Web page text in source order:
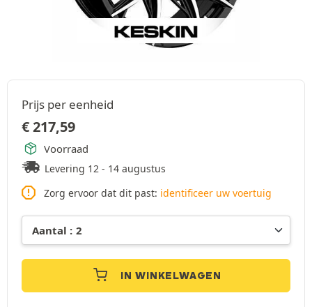
Prijs per eenheid
€217,59
Voorraad
Levering 12 - 14 augustus
Zorg ervoor dat dit past: identificeer uw voertuig
IN WINKELWAGEN